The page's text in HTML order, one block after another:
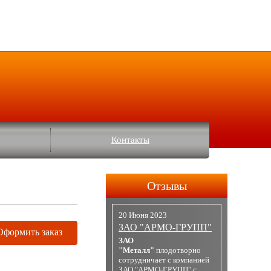
Контакты
заказ
Отзывы
20 Июня 2023
ЗАО "АРМО-ГРУПП"
ЗАО
"Металл" плодотворно
сотрудничает с компанией